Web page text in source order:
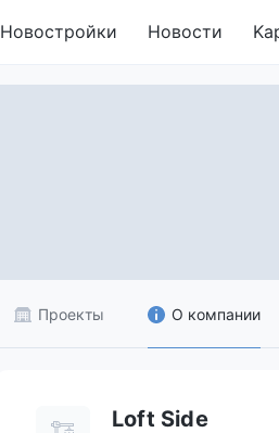
Новостройки Новости
Проекты О компании
Loft Side